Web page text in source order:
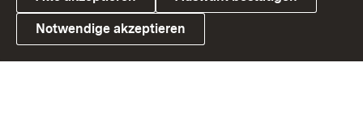
Link zum Landesportal
Notwendige akzeptieren